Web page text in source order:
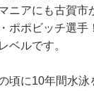
ニアにも古賀市
ポポビッチ選手
ベルです。
頃に10年間水泳